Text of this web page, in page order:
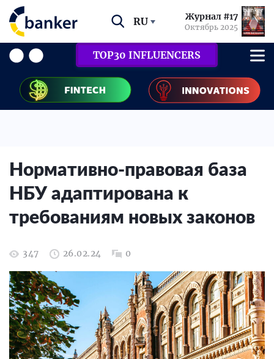
RU Журнал #17
Октябрь 2025
TOP30 INFLUENCERS
Нормативно-правовая база
НБУ адаптирована к
требованиям новых законов
347 26.02.24 0